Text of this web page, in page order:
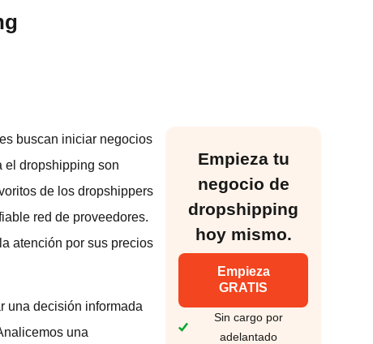
buscan iniciar negocios
el dropshipping son
de los dropshippers
red de proveedores.
atención por sus precios
una decisión informada
una
Empieza tu
negocio de
dropshipping
hoy mismo.
Empieza
GRATIS
Sin cargo por
adelantado